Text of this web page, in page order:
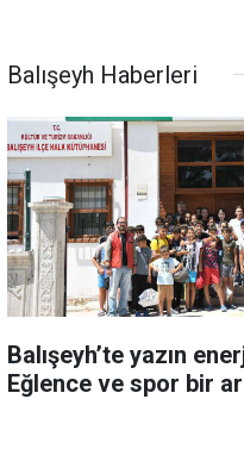
Balışeyh Haberleri
Balışeyh’te yazın
Eğlence ve spor bir